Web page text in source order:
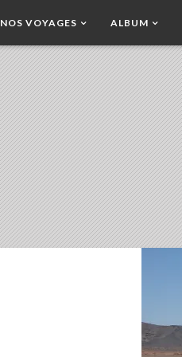
NOS VOYAGES ALBUM